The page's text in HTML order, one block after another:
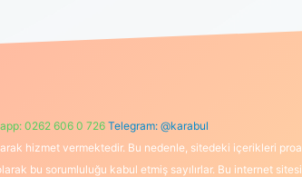
0262 606 0 726 Telegram: @karabul
hizmet vermektedir. Bu nedenle, sitedeki içerikleri
bu sorumluluğu kabul etmiş sayılırlar. Bu internet